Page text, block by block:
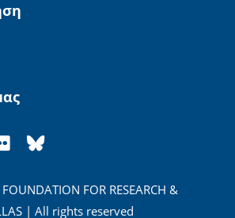
FOR RESEARCH &
| All rights reserved